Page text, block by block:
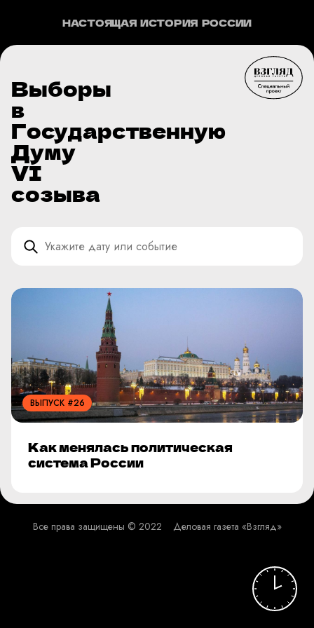
НАСТОЯЩАЯ ИСТОРИЯ РОССИИ
Выборы
в
Государственную
Думу
VI
созыва
ВЫПУСК #26
Как менялась политическая
система России
Все права защищены © 2022 Деловая газета «Взгляд»